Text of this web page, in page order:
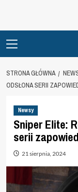
Menu
STRONA GŁÓWNA
ODSŁONA SERII
Newsy
Sniper Elite:
serii
21 sierpnia, 2024